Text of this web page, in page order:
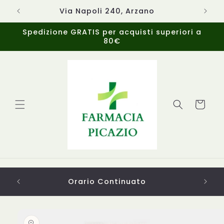
direttamente
ai contenuti
Via Napoli 240, Arzano
Spedizione GRATIS per acquisti superiori a
80€
Carrello
Orario Continuato